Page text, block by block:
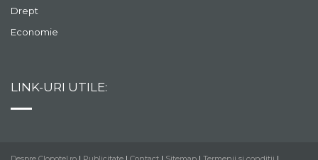
Drept
Economie
LINK-URI UTILE: